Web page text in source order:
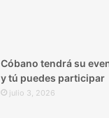
Cóbano tendrá su
y tú puedes participar
julio 3, 2026